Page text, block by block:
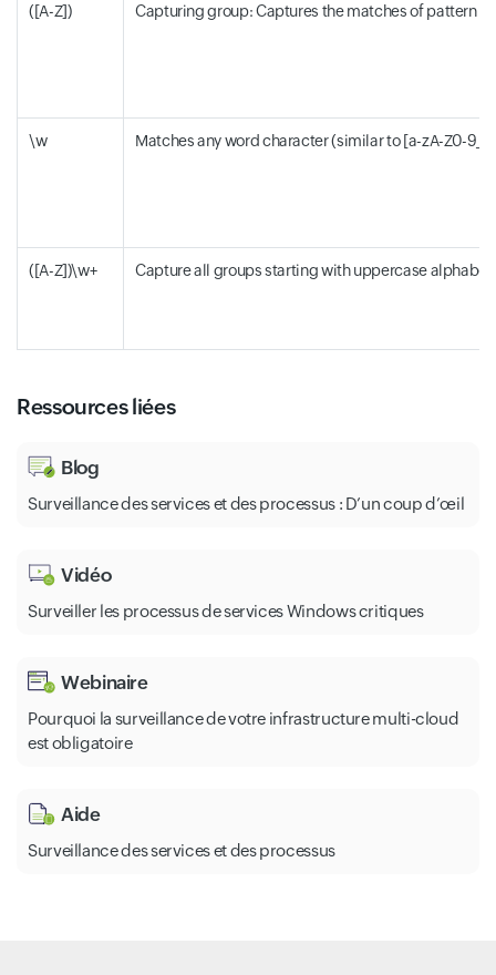
([A-Z]) Capturing group: Captures the matches of pattern
\w Matches any word character (similar to [a-zA-Z0-9_])
([A-Z])\w+ Capture all groups starting with uppercase
Ressources liées
Blog
Surveillance des services et des processus : D’un coup d’œil
Vidéo
Surveiller les processus de services Windows critiques
Webinaire
Pourquoi la surveillance de votre infrastructure multi-cloud
est obligatoire
Aide
Surveillance des services et des processus